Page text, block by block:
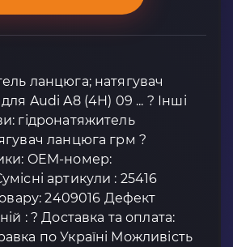
ланцюга; натягувач
Audi A8 (4H) 09 ... ? Інші
гідронатяжитель
ланцюга грм ?
OEM-номер:
артикули : 25416
2409016 Дефект
: ? Доставка та оплата:
по Україні Можливість